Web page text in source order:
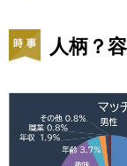
人柄？